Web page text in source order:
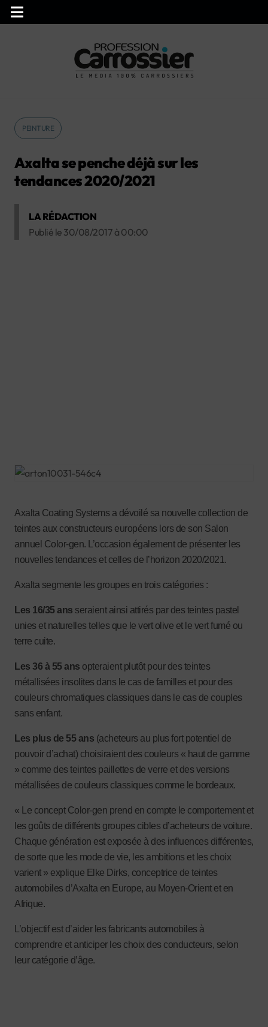
PEINTURE
Axalta se penche déjà sur les
tendances 2020/2021
LA RÉDACTION
Publié le 30/08/2017 à 00:00
Axalta Coating Systems a dévoilé sa nouvelle collection de
teintes aux constructeurs européens lors de son Salon
annuel Color-gen. L’occasion également de présenter les
nouvelles tendances et celles de l’horizon 2020/2021.
Axalta segmente les groupes en trois catégories :
Les 16/35 ans seraient ainsi attirés par des teintes pastel
unies et naturelles telles que le vert olive et le vert fumé ou
terre cuite.
Les 36 à 55 ans opteraient plutôt pour des teintes
métallisées insolites dans le cas de familles et pour des
couleurs chromatiques classiques dans le cas de couples
sans enfant.
Les plus de 55 ans (acheteurs au plus fort potentiel de
pouvoir d’achat) choisiraient des couleurs « haut de gamme
» comme des teintes paillettes de verre et des versions
métallisées de couleurs classiques comme le bordeaux.
« Le concept Color-gen prend en compte le comportement et
les goûts de différents groupes cibles d’acheteurs de voiture.
Chaque génération est exposée à des influences différentes,
de sorte que les mode de vie, les ambitions et les choix
varient » explique Elke Dirks, conceptrice de teintes
automobiles d’Axalta en Europe, au Moyen-Orient et en
Afrique.
L’objectif est d’aider les fabricants automobiles à
comprendre et anticiper les choix des conducteurs, selon
leur catégorie d’âge.